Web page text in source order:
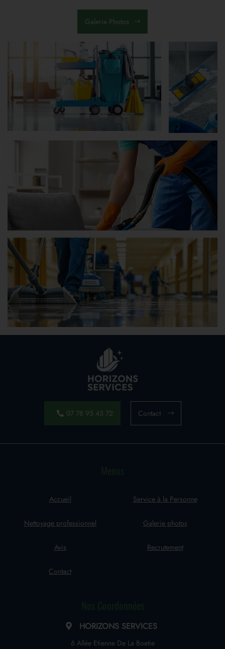
Galerie Photos
07 78 95 45 72 Contact
Accueil Service à la Personne
Nettoyage professionnel Galerie photos
Avis Recrutement
Contact
HORIZONS SERVICES
6 Allée Etienne De La Boetie